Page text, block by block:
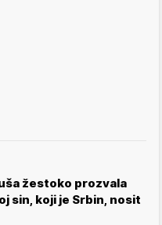
žestoko prozvala
sin, koji je Srbin, nosit